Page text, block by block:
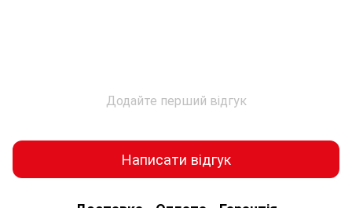
Додайте перший відгук
Написати відгук